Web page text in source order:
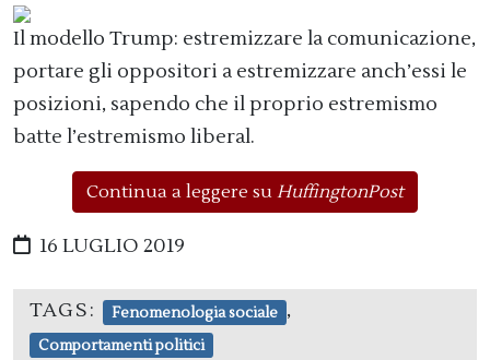
Il modello Trump: estremizzare la comunicazione,
portare gli oppositori a estremizzare anch’essi le
posizioni, sapendo che il proprio estremismo
batte l’estremismo liberal.
Continua a leggere su HuffingtonPost
16 LUGLIO 2019
TAGS: Fenomenologia sociale ,
Comportamenti politici